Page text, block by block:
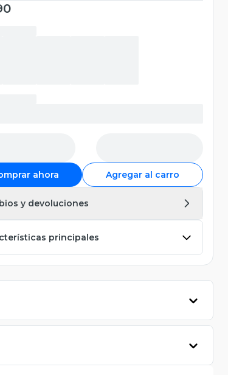
ahora Agregar al carro
y devoluciones
principales